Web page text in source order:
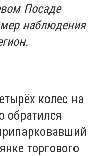
Посаде
наблюдения
колес на
обратился
торгового